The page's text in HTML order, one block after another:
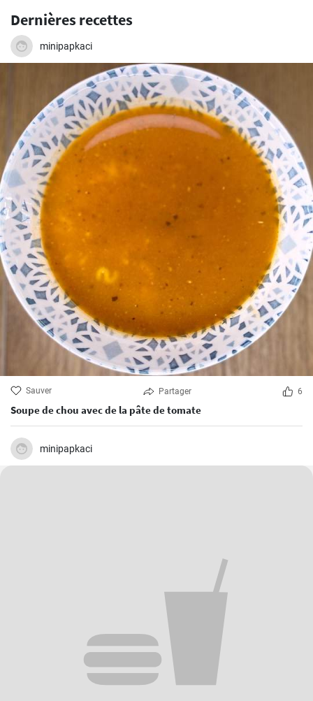
Dernières recettes
minipapkaci
Sauver Partager 6
Soupe de chou avec de la pâte de tomate
minipapkaci